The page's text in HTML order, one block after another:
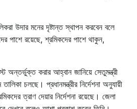
উদার মনের দৃষ্টান্ত স্থাপন করবেন বলে
পাশে রয়েছে, শ্রমিকদের পাশে থাকুন,
অন্তর্ভুক্ত করার আহ্বান জানিয়ে সেতুমন্ত্রী
চলছে। প্রধানমন্ত্রীর নির্দেশনা অনুযায়ী
ত্রাণ দেয়ার নির্দেশনা রয়েছে। জেলা